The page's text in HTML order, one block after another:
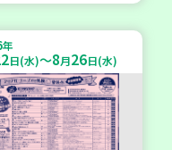
年
日(水)～8月26日(水)